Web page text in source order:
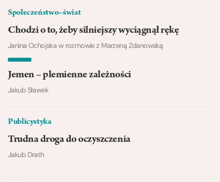
Społeczeństwo–świat
Chodzi o to, żeby silniejszy wyciągnął rękę
Janina Ochojska w rozmowie z Marzeną Zdanowską
Jemen – plemienne zależności
Jakub Sławek
Publicystyka
Trudna droga do oczyszczenia
Jakub Drath